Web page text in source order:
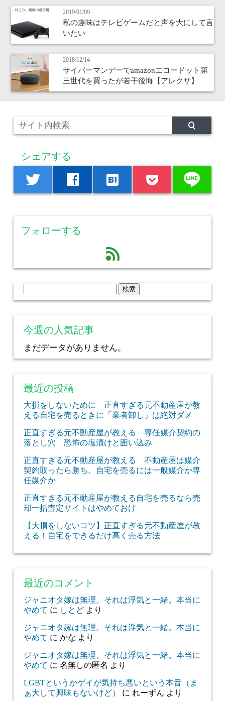
2019/01/09
私の趣味はテレビゲームだと声を大にして言
いたい
2018/12/14
サイバーマンデーでamazonエコードット第
三世代を買ったが若干後悔【アレクサ】
シェアする
twitter facebook hatenabookmark line
フォローする
feed
索:
今週の人気記事
まだデータがありません。
最近の投稿
大損をしないために 正直すぎる元不動産屋が教
える自宅を売るときに「業者卸し」は絶対ダメ
正直すぎる元不動産屋が教える 専任媒介契約の
落とし穴 恐怖の塩漬けと囲い込み
正直すぎる元不動産屋が教える 不動産屋は媒介
契約取ったら勝ち。自宅を売るには一般媒介か専
任媒介か
正直すぎる元不動産屋が教える自宅を売るなら売
却一括査定サイトはやめておけ
【大損をしないコツ】正直すぎる元不動産屋が教
える！自宅をできるだけ高く売る方法
最近のコメント
ジャニオタ嫁は無理。それは浮気と一緒。本当に
やめて に しとどより
ジャニオタ嫁は無理。それは浮気と一緒。本当に
やめて に かな より
ジャニオタ嫁は無理。それは浮気と一緒。本当に
やめて に 名無しの匿名 より
LGBTというかゲイが気持ち悪いという本音（ま
ぁ大して興味もないけど）
に れーずん より